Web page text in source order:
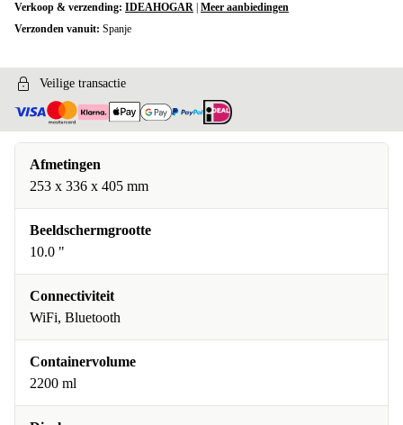
Verkoop & verzending: IDEAHOGAR Meer aanbiedingen
Verzonden vanuit: Spanje
Veilige transactie
Afmetingen
253 x 336 x 405 mm
Beeldschermgrootte
10.0 "
Connectiviteit
WiFi, Bluetooth
Containervolume
2200 ml